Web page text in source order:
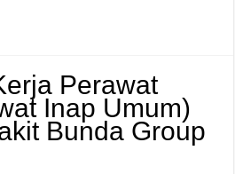
Perawat
Inap Umum)
Bunda Group